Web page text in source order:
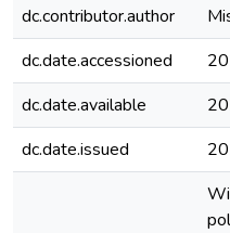
dc.contributor.author
dc.date.accessioned
dc.date.available
dc.date.issued